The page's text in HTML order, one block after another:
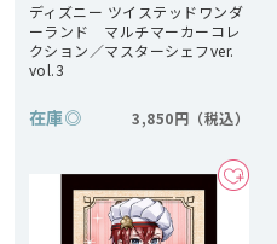
ディズニー ツイステッドワンダ
ーランド マルチマーカーコレ
クション／マスターシェフver.
vol.3
在庫◎ 3,850円